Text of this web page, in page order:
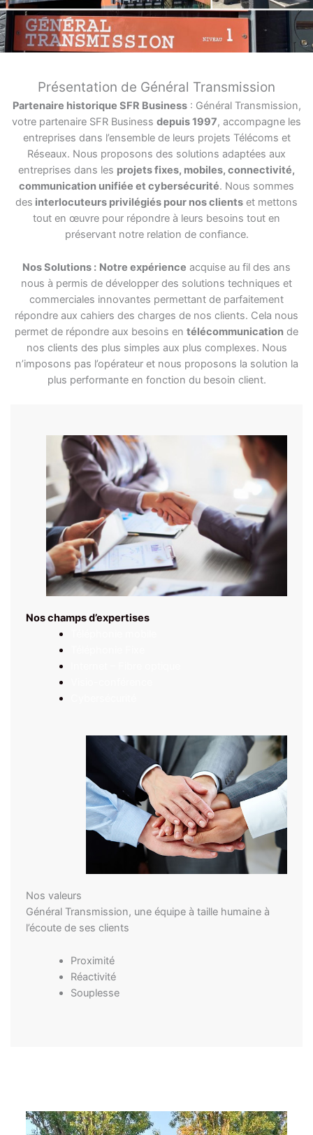
Présentation de Général Transmission
Partenaire historique SFR Business: Général Transmission,
votre partenaire SFR Business depuis 1997, accompagne les
entreprises dans l’ensemble de leurs projets Télécoms et
Réseaux. Nous proposons des solutions adaptées aux
entreprises dans les projets fixes, mobiles, connectivité,
communication unifiée et cybersécurité. Nous sommes
des interlocuteurs privilégiés pour nos clients et mettons
tout en œuvre pour répondre à leurs besoins tout en
préservant notre relation de confiance.
Nos Solutions : Notre expérience acquise au fil des ans
nous à permis de développer des solutions techniques et
commerciales innovantes permettant de parfaitement
répondre aux cahiers des charges de nos clients. Cela nous
permet de répondre aux besoins en télécommunication de
nos clients des plus simples aux plus complexes. Nous
n’imposons pas l’opérateur et nous proposons la solution la
plus performante en fonction du besoin client.
Nos champs d’expertises
Nos valeurs
Général Transmission, une équipe à taille humaine à
l’écoute de ses clients
Proximité
Réactivité
Souplesse